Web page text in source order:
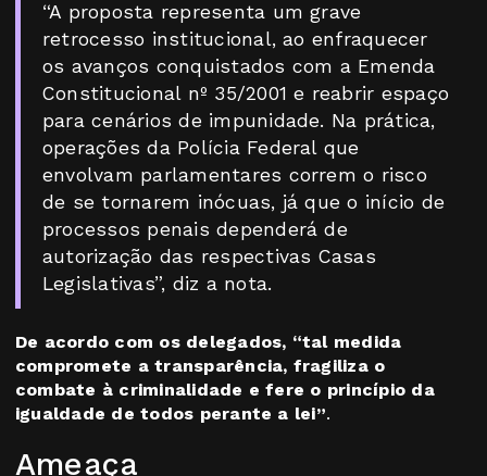
“A proposta representa um grave
retrocesso institucional, ao enfraquecer
os avanços conquistados com a Emenda
Constitucional nº 35/2001 e reabrir espaço
para cenários de impunidade. Na prática,
operações da Polícia Federal que
envolvam parlamentares correm o risco
de se tornarem inócuas, já que o início de
processos penais dependerá de
autorização das respectivas Casas
Legislativas”, diz a nota.
De acordo com os delegados, “tal medida
compromete a transparência, fragiliza o
combate à criminalidade e fere o princípio da
igualdade de todos perante a lei”.
Ameaça